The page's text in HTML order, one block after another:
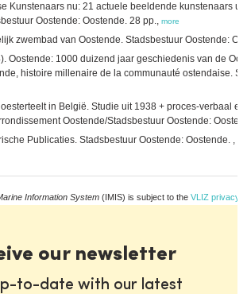
Kunstenaars nu: 21 actuele beeldende kunstenaars
Oostende: Oostende. 28 pp., more
zwembad van Oostende. Stadsbestuur Oostende:
Oostende: 1000 duizend jaar geschiedenis van de
histoire millenaire de la communauté ostendaise.
in België. Studie uit 1938 + proces-verbaal
Oostende/Stadsbestuur Oostende:
Publicaties. Stadsbestuur Oostende: Oostende. ,
Information System (IMIS) is subject to the VLIZ privacy
our newsletter
to-date with our latest